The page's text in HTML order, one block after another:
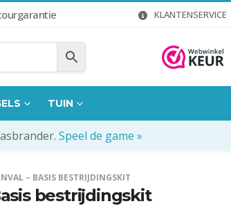
KLANTENSERVICE
TUIN
Speel de game »
– BASIS BESTRIJDINGSKIT
bestrijdingskit